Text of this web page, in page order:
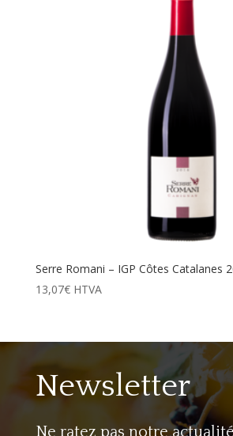
Serre Romani – IGP Côtes Catalanes
13,07€ HTVA
Newsletter
Ne ratez pas notre